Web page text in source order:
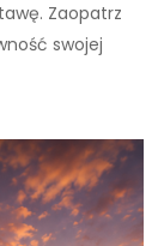
Zaopatrz
swojej